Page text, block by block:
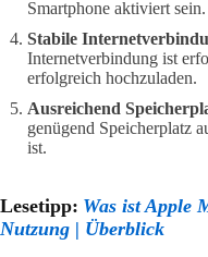
Smartphone aktiviert sein.
Stabile
Internetverbindung ist
erfolgreich hochzuladen.
Ausreichend
genügend Speicherplatz
ist.
Lesetipp: Was ist Apple
Nutzung | Überblick